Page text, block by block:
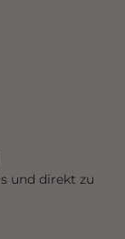
und direkt zu